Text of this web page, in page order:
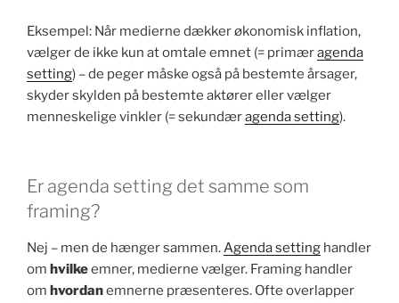
Eksempel: Når medierne dækker økonomisk inflation,
vælger de ikke kun at omtale emnet (= primæragenda
setting) – de peger måske også på bestemte årsager,
skyder skylden på bestemte aktører eller vælger
menneskelige vinkler (= sekundæragenda setting).
Er agenda setting det samme som
framing?
Nej – men de hænger sammen.Agenda setting handler
om hvilkeemner, medierne vælger. Framing handler
om hvordanemnerne præsenteres. Ofte overlapper